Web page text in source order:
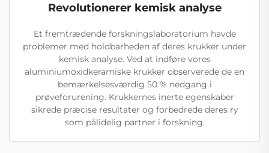
Revolutionerer kemisk analyse
Et fremtrædende forskningslaboratorium havde
problemer med holdbarheden af deres krukker under
kemisk analyse. Ved at indføre vores
aluminiumoxidkeramiske krukker observerede de en
bemærkelsesværdig 50 % nedgang i
prøveforurening. Krukkernes inerte egenskaber
sikrede præcise resultater og forbedrede deres ry
som pålidelig partner i forskning.